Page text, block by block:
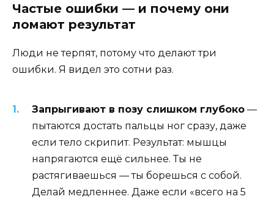
Частые ошибки — и почему они
ломают результат
Люди не терпят, потому что делают три
ошибки. Я видел это сотни раз.
Запрыгивают в позу слишком глубоко —
пытаются достать пальцы ног сразу, даже
если тело скрипит. Результат: мышцы
напрягаются ещё сильнее. Ты не
растягиваешься — ты борешься с собой.
Делай медленнее. Даже если «всего на 5